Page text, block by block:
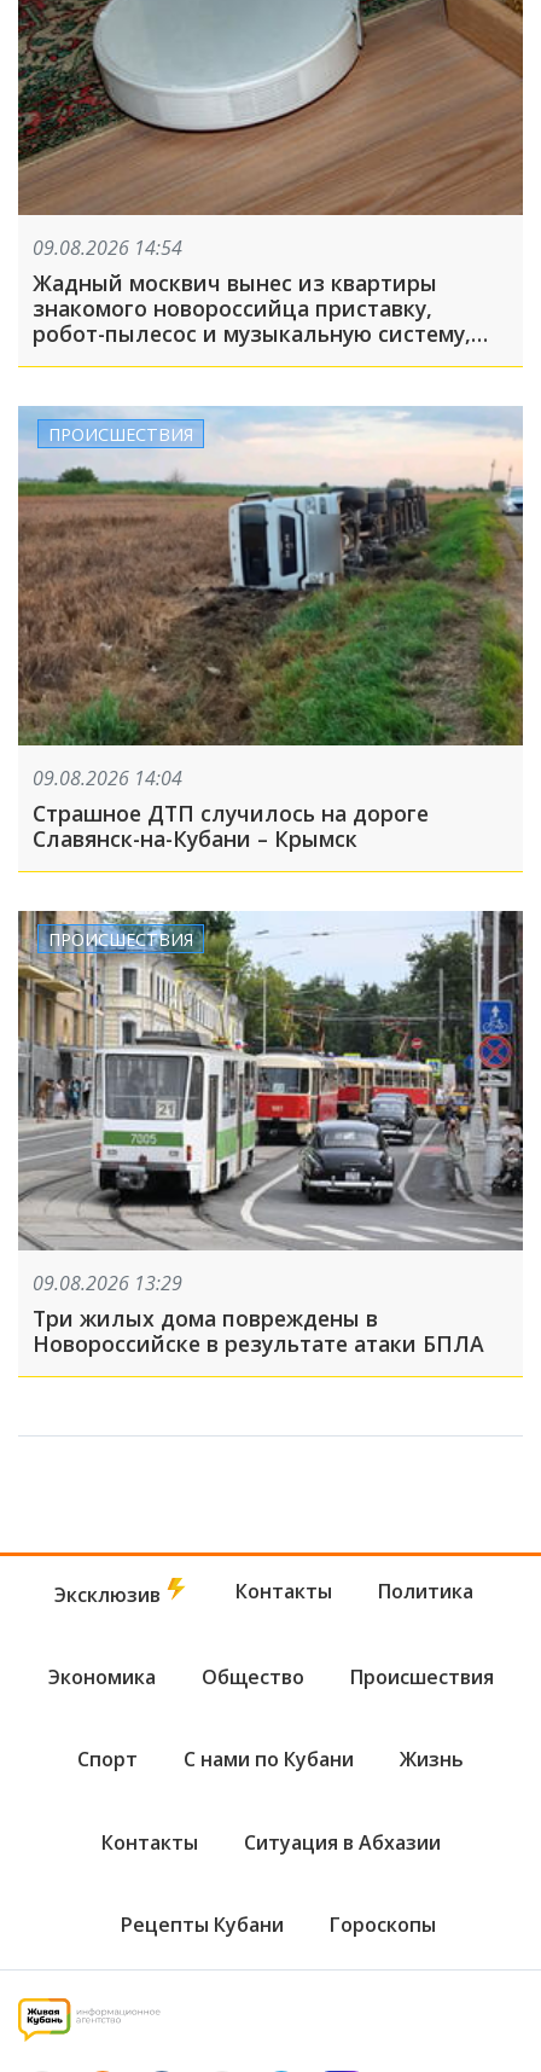
09.08.2026 14:54
Жадный москвич вынес из квартиры
знакомого новороссийца приставку,
робот-пылесос и музыкальную систему,
ПРОИСШЕСТВИЯ
09.08.2026 14:04
Страшное ДТП случилось на дороге
Славянск-на-Кубани – Крымск
ПРОИСШЕСТВИЯ
09.08.2026 13:29
Три жилых дома повреждены в
Новороссийске в результате атаки БПЛА
Эксклюзив Контакты Политика
Экономика Общество Происшествия
Спорт С нами по Кубани Жизнь
Контакты Ситуация в Абхазии
Рецепты Кубани Гороскопы